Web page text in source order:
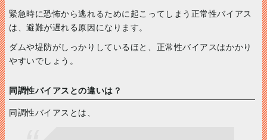
緊急時に恐怖から逃れるために起こってしまう正常性バイアス
は、避難が遅れる原因になります。
ダムや堤防がしっかりしているほと、正常性バイアスはかかり
やすいでしょう。
同調性バイアスとの違いは？
同調性バイアスとは、